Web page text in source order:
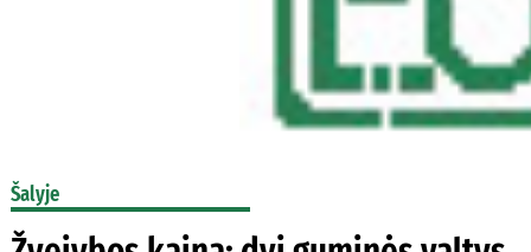
Šalyje